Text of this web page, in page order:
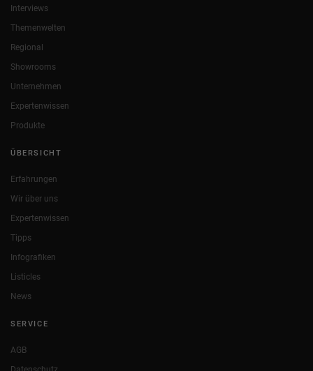
Interviews
Themenwelten
Regional
Showrooms
Unternehmen
Expertenwissen
Produkte
ÜBERSICHT
Erfahrungen
Wir über uns
Expertenwissen
Tipps
Infografiken
Listicles
News
SERVICE
AGB